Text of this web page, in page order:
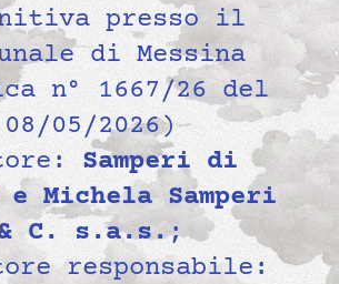
presso il
di Messina
n° 1667/26 del
08/05/2026)
Samperi di
Michela Samperi
C. s.a.s.;
responsabile: